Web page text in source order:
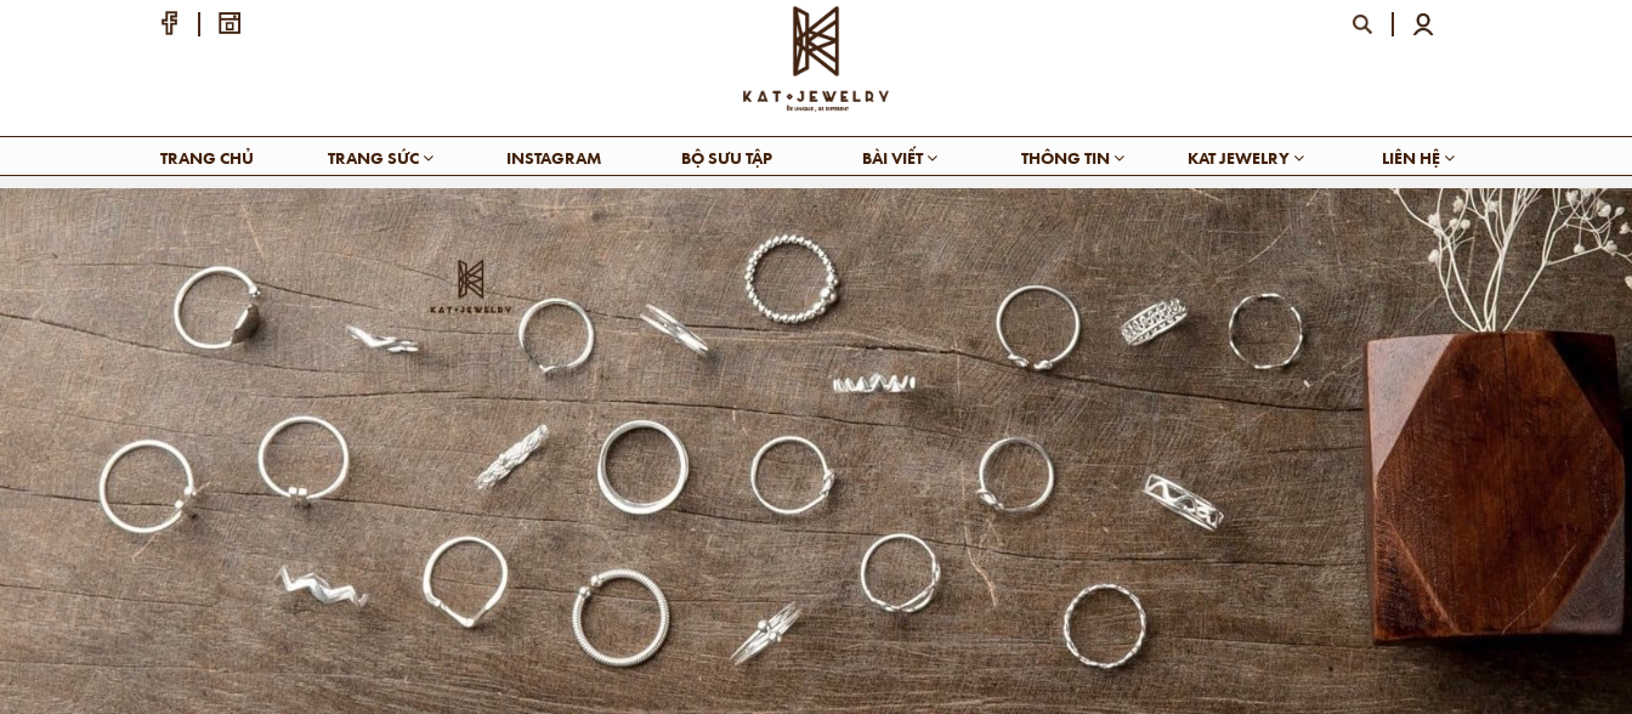
TRANG CHỦ TRANG SỨC INSTAGRAM BỘ SƯU TẬP BÀI VIẾT THÔNG TIN KAT JEWELRY LIÊN HỆ